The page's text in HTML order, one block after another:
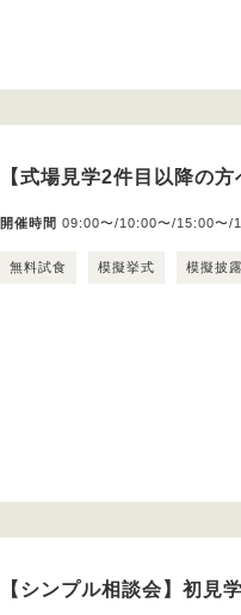
【式場見学2件目以降の
開催時間 09:00〜/10:00〜/15:00〜/
無料試食 模擬挙式 模擬披
【シンプル相談会】初見